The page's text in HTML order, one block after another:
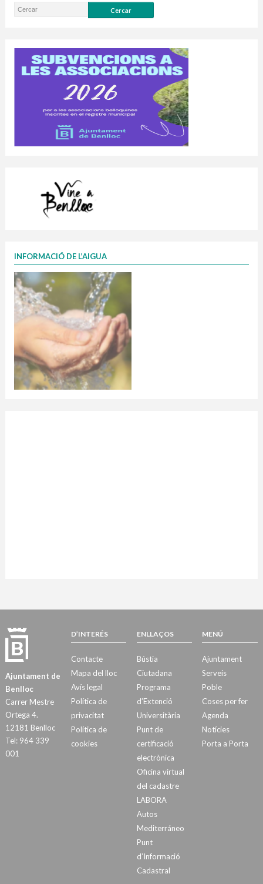
INFORMACIÓ DE L’AIGUA
Ajuntament de
Benlloc
Carrer Mestre
Ortega 4.
12181 Benlloc
Tel: 964 339
001
D’INTERÉS
Contacte
Mapa del lloc
Avís legal
Política de
privacitat
Política de
cookies
ENLLAÇOS
Bústia
Ciutadana
Programa
d’Extenció
Universitària
Punt de
certificació
electrònica
Oficina virtual
del cadastre
LABORA
Autos
Mediterráneo
Punt
d’Informació
Cadastral
MENÚ
Ajuntament
Serveis
Poble
Coses per fer
Agenda
Notícies
Porta a Porta